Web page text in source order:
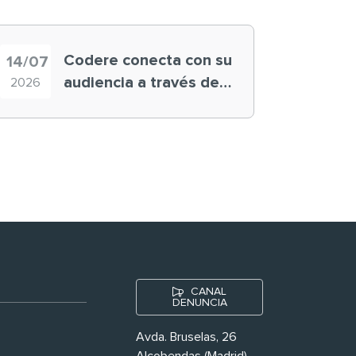
14/07
2026
Codere conecta con su
audiencia a través de
CANAL
DENUNCIA
Avda. Bruselas, 26